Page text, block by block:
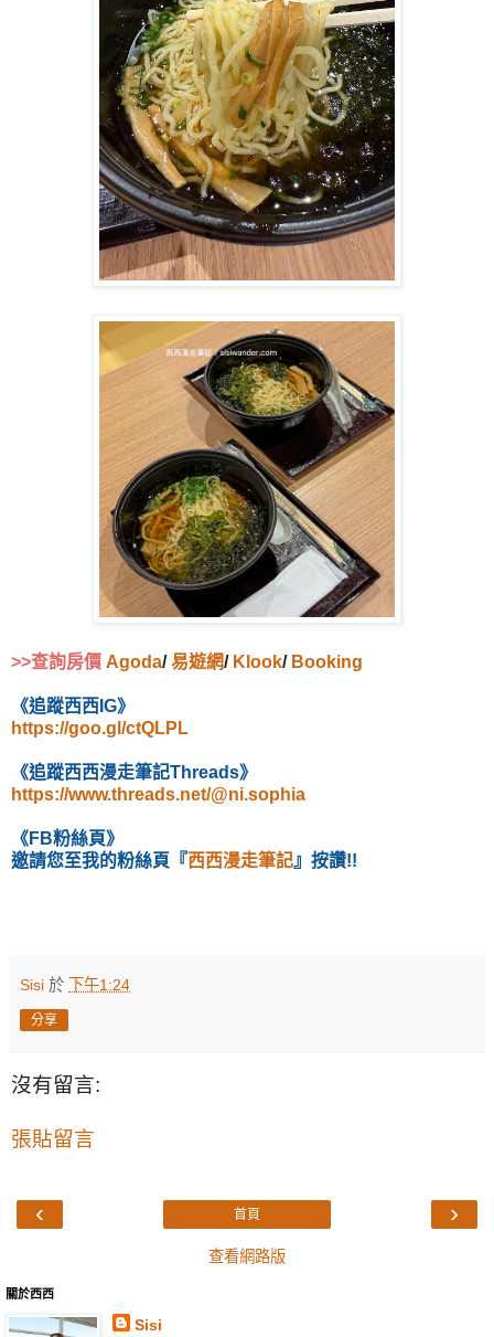
>>查詢房價 Agoda/易遊網/ Klook/ Booking
《追蹤西西IG》
https://goo.gl/ctQLPL
《追蹤西西漫走筆記Threads》
https://www.threads.net/@ni.sophia
《FB粉絲頁》
邀請您至我的粉絲頁『西西漫走筆記』按讚!!
Sisi 於 下午1:24
分享
沒有留言:
張貼留言
‹ ›
首頁
查看網路版
關於西西
Sisi